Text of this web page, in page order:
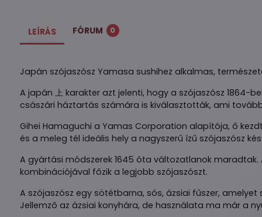
LEÍRÁS FÓRUM 0
Japán szójaszósz Yamasa sushihez alkalmas,
A japán 上 karakter azt jelenti, hogy a szójaszósz 1864-
császári háztartás számára is kiválasztották, ami
Gihei Hamaguchi a Yamas Corporation alapítója, ő
és a meleg tél ideális hely a nagyszerű ízű szójaszósz
A gyártási módszerek 1645 óta változatlanok
kombinációjával főzik a legjobb szójaszószt.
A szójaszósz egy sötétbarna, sós, ázsiai fűszer,
Jellemző az ázsiai konyhára, de használata ma már a